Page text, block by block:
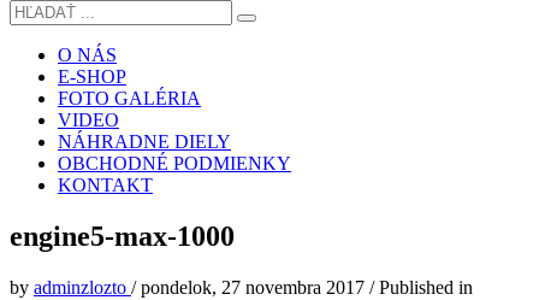
O NÁS
E-SHOP
FOTO GALÉRIA
VIDEO
NÁHRADNE DIELY
OBCHODNÉ PODMIENKY
KONTAKT
engine5-max-1000
by adminzlozto /pondelok, 27 novembra 2017 /Published in